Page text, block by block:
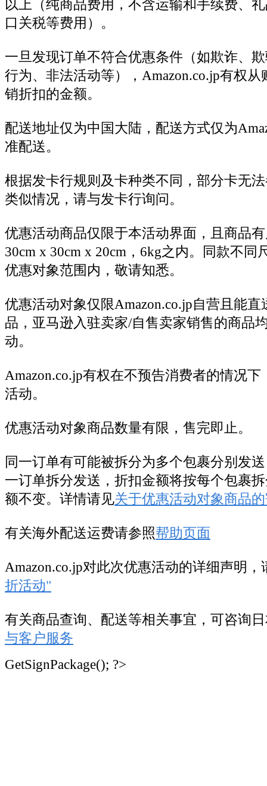
以上（纯商品费用，不含运输和手续费、
口关税等费用）。
一旦发现订单不符合优惠条件（如欺诈、
行为、非法活动等），Amazon.co.jp有权
销折扣的金额。
配送地址仅为中国大陆，配送方式仅为
准配送。
根据发卡行规则及卡种类不同，部分卡无
类似情况，请与发卡行询问。
优惠活动商品仅限于本活动界面，且商品
30cm x 30cm x 20cm，6kg之内。同款不同
优惠对象范围内，敬请知悉。
优惠活动对象仅限Amazon.co.jp自营且能
品，亚马逊入驻卖家/自售卖家销售的商品
动。
Amazon.co.jp有权在不预告消费者的情况
活动。
优惠活动对象商品数量有限，售完即止。
同一订单有可能被拆分为多个包裹分别发
一订单拆分发送，折扣金额将按每个包裹
额不变。详情请见关于优惠活动对象商品
有关海外配送运费请参照帮助页面
Amazon.co.jp对此次优惠活动的详细声明
折活动"
有关商品查询、配送等相关事宜，可咨询
与客户服务
GetSignPackage(); ?>